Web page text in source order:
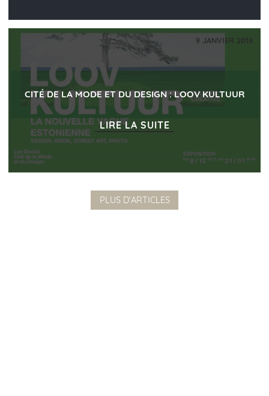
ACCUEIL
HÔTEL
CHAMBRES
OFFRES
PHOTOS
SITUATION
ACTUALITÉS
CITY GUIDE
9 JANVIER 2018
CITÉ DE LA MODE ET DU DESIGN : LOOV KULTUUR
LIRE LA SUITE
PLUS D'ARTICLES